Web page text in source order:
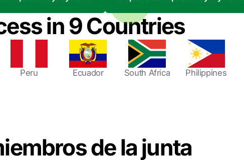
in 9 Countries
Peru Ecuador South Africa Philippines
de la junta